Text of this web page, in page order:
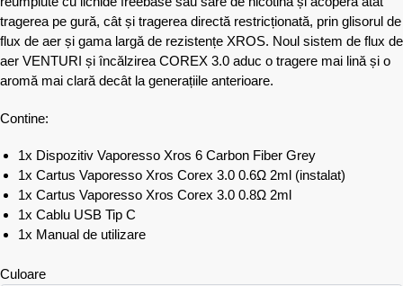
tragerea pe gură, cât și tragerea directă restricționată, prin glisorul de
flux de aer și gama largă de rezistențe XROS. Noul sistem de flux de
aer VENTURI și încălzirea COREX 3.0 aduc o tragere mai lină și o
aromă mai clară decât la generațiile anterioare.
Contine:
1x Dispozitiv Vaporesso Xros 6 Carbon Fiber Grey
1x Cartus Vaporesso Xros Corex 3.0 0.6Ω 2ml (instalat)
1x Cartus Vaporesso Xros Corex 3.0 0.8Ω 2ml
1x Cablu USB Tip C
1x Manual de utilizare
Culoare